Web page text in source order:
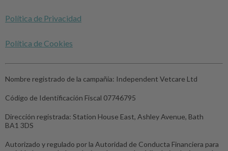
Política de Privacidad
Política de Cookies
Nombre registrado de la campañia: Independent Vetcare Ltd
Código de Identificación Fiscal 07746795
Dirección registrada: Station House East, Ashley Avenue, Bath
BA1 3DS
Autorizado y regulado por la Autoridad de Conducta Financiera para